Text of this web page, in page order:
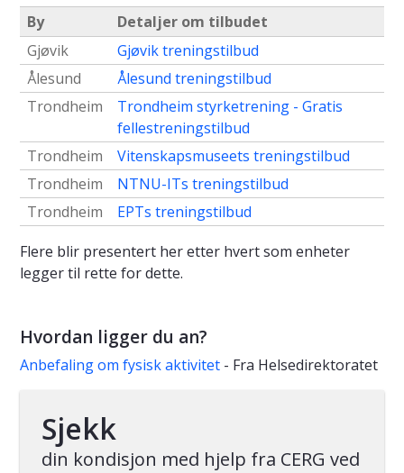
By
Detaljer om tilbudet
Gjøvik
Gjøvik treningstilbud
Ålesund
Ålesund treningstilbud
Trondheim
Trondheim styrketrening - Gratis
fellestreningstilbud
Trondheim
Vitenskapsmuseets treningstilbud
Trondheim
NTNU-ITs treningstilbud
Trondheim
EPTs treningstilbud
Flere blir presentert her etter hvert som enheter
legger til rette for dette.
Hvordan ligger du an?
Anbefaling om fysisk aktivitet - Fra Helsedirektoratet
Sjekk
din kondisjon med hjelp fra CERG ved